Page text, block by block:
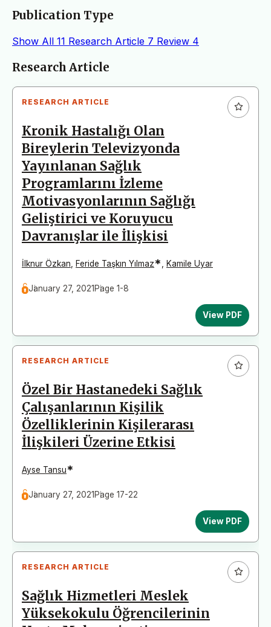
Publication Type
Show All 11 Research Article 7 Review 4
Articles
Research Article
RESEARCH ARTICLE
Kronik Hastalığı Olan
Bireylerin Televizyonda
Yayınlanan Sağlık
Programlarını İzleme
Motivasyonlarının Sağlığı
Geliştirici ve Koruyucu
Davranışlar ile İlişkisi
İlknur Özkan Feride Taşkın Yılmaz* Kamile Uyar
January 27, 2021 Page 1-8
View PDF
RESEARCH ARTICLE
Özel Bir Hastanedeki Sağlık
Çalışanlarının Kişilik
Özelliklerinin Kişilerarası
İlişkileri Üzerine Etkisi
Ayse Tansu*
January 27, 2021 Page 17-22
View PDF
RESEARCH ARTICLE
Sağlık Hizmetleri Meslek
Yüksekokulu Öğrencilerinin